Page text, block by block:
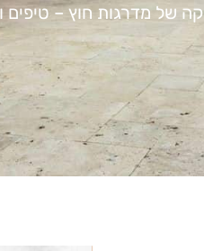
של מדרגות חוץ – טיפים